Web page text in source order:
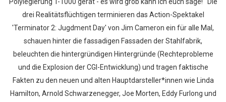
drei Realitätsflüchtigen terminieren das Action-Spektakel
'Terminator 2: Jugdment Day' von Jim Cameron ein für alle Mal,
schauen hinter die fassadigen Fassaden der Stahlfabrik,
beleuchten die hintergründigen Hintergründe (Rechteprobleme
und die Explosion der CGI-Entwicklung) und tragen faktische
Fakten zu den neuen und alten Hauptdarsteller*innen wie Linda
Hamilton, Arnold Schwarzenegger, Joe Morten, Eddy Furlong und
Whatsapp Facebook Twitter E-mail